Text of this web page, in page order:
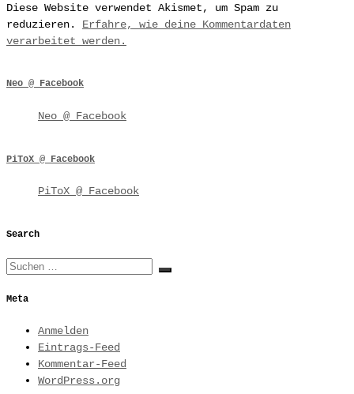
Diese Website verwendet Akismet, um Spam zu
reduzieren. Erfahre, wie deine Kommentardaten
verarbeitet werden.
Neo @ Facebook
Neo @ Facebook
PiToX @ Facebook
PiToX @ Facebook
Search
Suche
Suchen …
Meta
Anmelden
Eintrags-Feed
Kommentar-Feed
WordPress.org